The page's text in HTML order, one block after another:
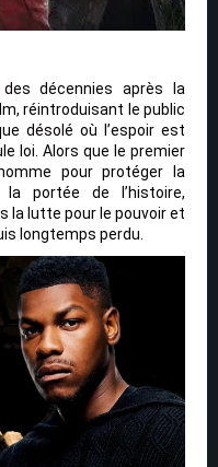
décennies après la
réintroduisant le public
désolé où l’espoir est
loi. Alors que le premier
pour protéger la
portée de l’histoire,
la lutte pour le pouvoir et
longtemps perdu.